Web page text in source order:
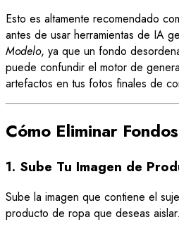
Esto es altamente recomendado
antes de usar herramientas de IA
Modelo, ya que un fondo
puede confundir el motor de
artefactos en tus fotos finales de
Cómo Eliminar
1. Sube Tu Imagen de
Sube la imagen que contiene el
producto de ropa que deseas aislar.